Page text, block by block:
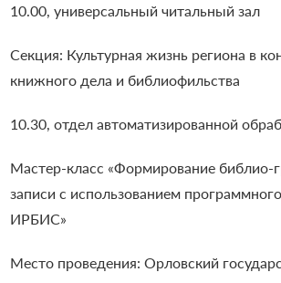
10.00, универсальный читальный зал
Секция: Культурная жизнь региона в
книжного дела и библиофильства
10.30, отдел автоматизированной
Мастер-класс «Формирование библио-
записи с использованием
ИРБИС»
Место проведения: Орловский